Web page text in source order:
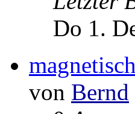
Do 1.
von Bernd